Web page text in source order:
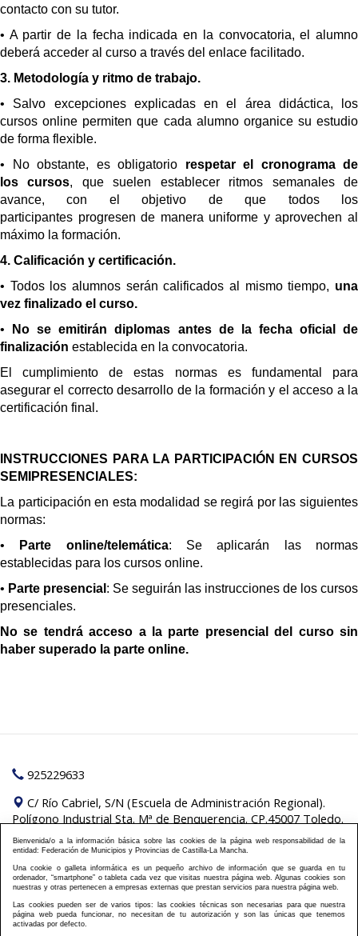
contacto con su tutor.
• A partir de la fecha indicada en la convocatoria, el alumno
deberá acceder al curso a través del enlace facilitado.
3. Metodología y ritmo de trabajo.
• Salvo excepciones explicadas en el área didáctica, los
cursos online permiten que cada alumno organice su estudio
de forma flexible.
• No obstante, es obligatorio respetar el cronograma de
los cursos, que suelen establecer ritmos semanales de
avance, con el objetivo de que todos los
participantes progresen de manera uniforme y aprovechen al
máximo la formación.
4. Calificación y certificación.
• Todos los alumnos serán calificados al mismo tiempo, una
vez finalizado el curso.
•
No se emitirán diplomas antes de la fecha oficial de
finalización establecida en la convocatoria.
El cumplimiento de estas normas es fundamental para
asegurar el correcto desarrollo de la formación y el acceso a la
certificación final.
INSTRUCCIONES PARA LA PARTICIPACIÓN EN CURSOS
SEMIPRESENCIALES:
La participación en esta modalidad se regirá por las siguientes
normas:
•
Parte online/telemática: Se aplicarán las normas
establecidas para los cursos online.
• Parte presencial : Se seguirán las instrucciones de los cursos
presenciales.
No se tendrá acceso a la parte presencial del curso sin
haber superado la parte online.
925229633
C/ Río Cabriel, S/N (Escuela de Administración Regional).
Polígono Industrial Sta. Mª de Benquerencia. CP.45007 Toledo.
Pilar de los Reyes Montero:formacion@fempclm.es
Política Cookies|Política Privacidad|Información
|Plan de formación|Aviso Legal|Cursos On Line
|Semipresenciales|Presenciales|Contacto|Acceso
Campus|Matriculación
Bienvenida/o a la información básica sobre las cookies de la página web responsabilidad de la
entidad: Federación de Municipios y Provincias de Castilla-La Mancha.
Una cookie o galleta informática es un pequeño archivo de información que se guarda en tu
ordenador, “smartphone” o tableta cada vez que visitas nuestra página web. Algunas cookies son
nuestras y otras pertenecen a empresas externas que prestan servicios para nuestra página web.
Las cookies pueden ser de varios tipos: las cookies técnicas son necesarias para que nuestra
página web pueda funcionar, no necesitan de tu autorización y son las únicas que tenemos
activadas por defecto.